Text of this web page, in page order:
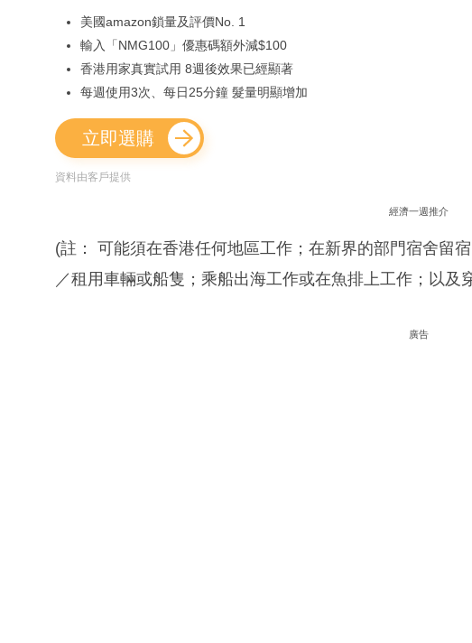
美國amazon鎖量及評價No. 1
輸入「NMG100」優惠碼額外減$100
香港用家真實試用 8週後效果已經顯著
每週使用3次、每日25分鐘 髮量明顯增加
立即選購
資料由客戶提供
經濟一週推介
(註： 可能須在香港任何地區工作；在新界的部門宿舍留
／租用車輛或船隻；乘船出海工作或在魚排上工作；以及
廣告